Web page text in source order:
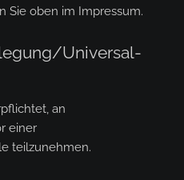
Sie oben im Impressum.
Universal­
an
einer
teilzunehmen.